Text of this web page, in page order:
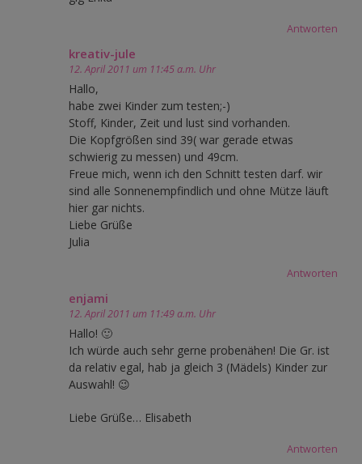
Antworten
kreativ-jule
12. April 2011 um 11:45 a.m. Uhr
Hallo,
habe zwei Kinder zum testen;-)
Stoff, Kinder, Zeit und lust sind vorhanden.
Die Kopfgrößen sind 39( war gerade etwas
schwierig zu messen) und 49cm.
Freue mich, wenn ich den Schnitt testen darf. wir
sind alle Sonnenempfindlich und ohne Mütze läuft
hier gar nichts.
Liebe Grüße
Julia
Antworten
enjami
12. April 2011 um 11:49 a.m. Uhr
Hallo! 🙂
Ich würde auch sehr gerne probenähen! Die Gr. ist
da relativ egal, hab ja gleich 3 (Mädels) Kinder zur
Auswahl! 😉
Liebe Grüße… Elisabeth
Antworten